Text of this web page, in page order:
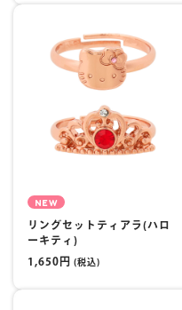
NEW
リングセットティアラ(ハロ
ーキティ)
1,650円 (税込)